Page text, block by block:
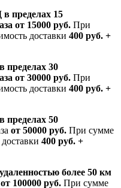
пределах 15
от 15000 руб. При
доставки 400 руб. +
30
от 30000 руб. При
доставки 400 руб. +
50
от 50000 руб. При сумме
400 руб. +
более 50 км
от 100000 руб. При сумме